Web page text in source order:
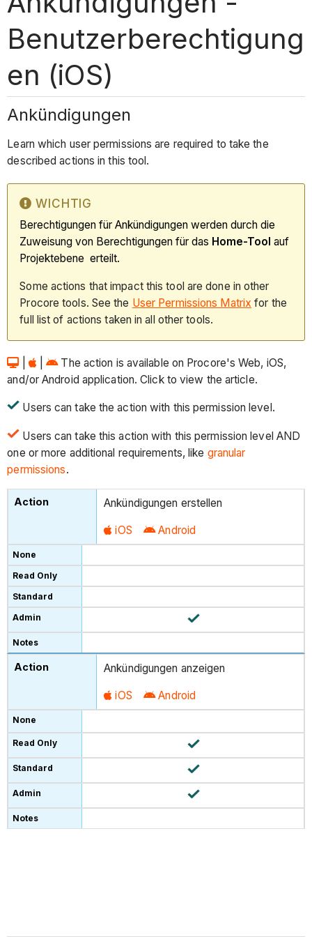
Benutzerberechtigung
en (iOS)
Ankündigungen
Learn which user permissions are required to take the
described actions in this tool.
WICHTIG
Berechtigungen für Ankündigungen werden durch die
Zuweisung von Berechtigungen für das Home-Tool auf
Projektebene erteilt.
Some actions that impact this tool are done in other
Procore tools. See the User Permissions Matrix for the
full list of actions taken in all other tools.
|
The action is available on Procore's Web, iOS,
and/or Android application. Click to view the article.
Users can take the action with this permission level.
Users can take this action with this permission level AND
one or more additional requirements, like granular
permissions.
Ankündigungen erstellen
iOS Android
Ankündigungen anzeigen
iOS Android